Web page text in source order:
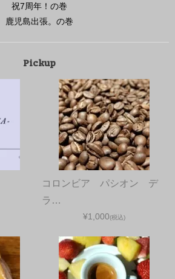
祝7周年！の巻
鹿児島出張。の巻
Pickup
コロンビア パシオン デ
ラ…
¥1,000(税込)